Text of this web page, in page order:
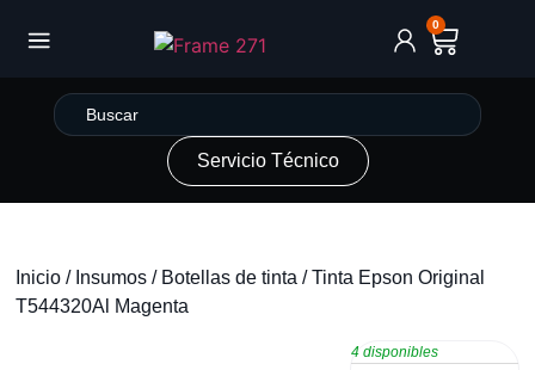
0
Servicio Técnico
Inicio / Insumos / Botellas de tinta / Tinta Epson Original
T544320Al Magenta
4 disponibles